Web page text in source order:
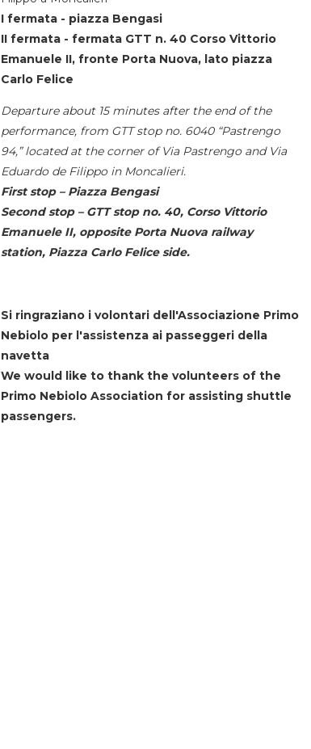
I fermata - piazza Bengasi
II fermata - fermata GTT n. 40 Corso Vittorio
Emanuele II, fronte Porta Nuova, lato piazza
Carlo Felice
Departure about 15 minutes after the end of the
performance, from GTT stop no. 6040 “Pastrengo
94,” located at the corner of Via Pastrengo and Via
Eduardo de Filippo in Moncalieri.
First stop – Piazza Bengasi
Second stop – GTT stop no. 40, Corso Vittorio
Emanuele II, opposite Porta Nuova railway
station, Piazza Carlo Felice side.
Si ringraziano i volontari dell'Associazione Primo
Nebiolo per l'assistenza ai passeggeri della
navetta
We would like to thank the volunteers of the
Primo Nebiolo Association for assisting shuttle
passengers.